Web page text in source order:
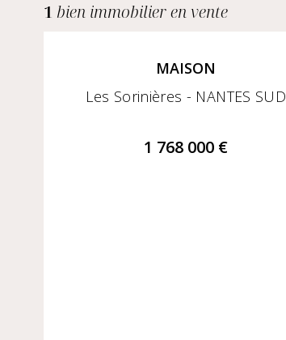
1 bien immobilier en vente
MAISON
Les Sorinières - NANTES SUD
1 768 000 €